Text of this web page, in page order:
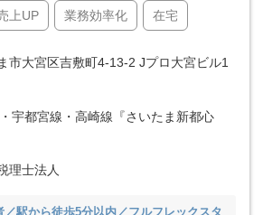
上UP 業務効率化 在宅
市大宮区吉敷町4-13-2 Jプロ大宮ビル1
宇都宮線・高崎線『さいたま新都心
理士法人
駅から徒歩5分以内／フルフレックスタ